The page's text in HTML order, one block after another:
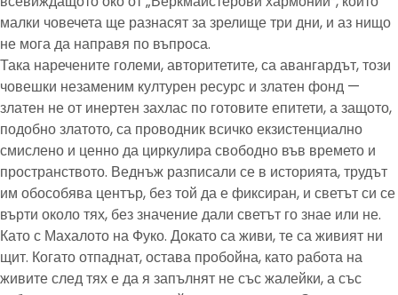
малки човечета ще разнасят за зрелище три дни, и аз нищо
не мога да направя по въпроса.
Така наречените големи, авторитетите, са авангардът, този
човешки незаменим културен ресурс и златен фонд —
златен не от инертен захлас по готовите епитети, а защото,
подобно златото, са проводник всичко екзистенциално
смислено и ценно да циркулира свободно във времето и
пространството. Веднъж разписали се в историята, трудът
им обособява център, без той да е фиксиран, и светът си се
върти около тях, без значение дали светът го знае или не.
Като с Махалото на Фуко. Докато са живи, те са живият ни
щит. Когато отпаднат, остава пробойна, като работа на
живите след тях е да я запълнят не със жалейки, а със